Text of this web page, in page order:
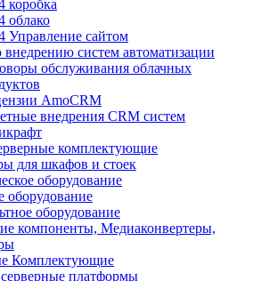
коробка
облако
Управление сайтом
внедрению систем автоматизации
обслуживания облачных
AmoCRM
внедрения CRM систем
комплектующие
для шкафов и стоек
оборудование
оборудование
оборудование
компоненты, Медиаконвертеры,
Комплектующие
платформы